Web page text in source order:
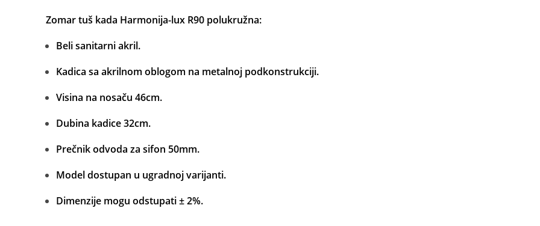
Zomar tuš kada Harmonija-lux R90 polukružna:
Beli sanitarni akril.
Kadica sa akrilnom oblogom na metalnoj podkonstrukciji.
Visina na nosaču 46cm.
Dubina kadice 32cm.
Prečnik odvoda za sifon 50mm.
Model dostupan u ugradnoj varijanti.
Dimenzije mogu odstupati ± 2%.